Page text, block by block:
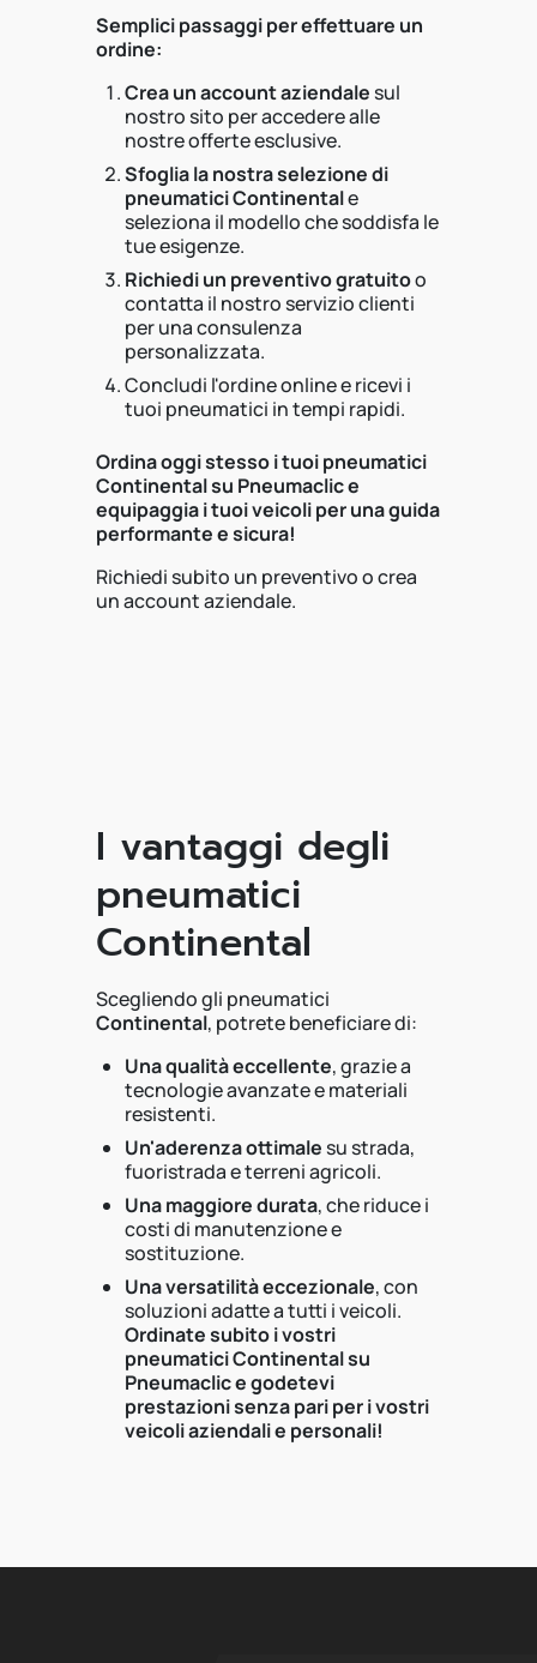
Semplici passaggi per effettuare un
ordine:
Crea un account aziendalesul
nostro sito per accedere alle
nostre offerte esclusive.
Sfoglia la nostra selezione di
pneumatici Continentale
seleziona il modello che soddisfa le
tue esigenze.
Richiedi un preventivo gratuitoo
contatta il nostro servizio clienti
per una consulenza
personalizzata.
Concludi l'ordine online e ricevi i
tuoi pneumatici in tempi rapidi.
Ordina oggi stesso i tuoi pneumatici
Continental su Pneumaclic e
equipaggia i tuoi veicoli per una guida
performante e sicura!
Richiedi subito un preventivo o crea
un account aziendale.
I vantaggi degli
pneumatici
Continental
Scegliendo gli pneumatici
Continental, potrete beneficiare di:
Una qualità eccellente, grazie a
tecnologie avanzate e materiali
resistenti.
Un'aderenza ottimalesu strada,
fuoristrada e terreni agricoli.
Una maggiore durata, che riduce i
costi di manutenzione e
sostituzione.
Una versatilità eccezionale, con
soluzioni adatte a tutti i veicoli.
Ordinate subito i vostri
pneumatici Continental su
Pneumaclic e godetevi
prestazioni senza pari per i vostri
veicoli aziendali e personali!